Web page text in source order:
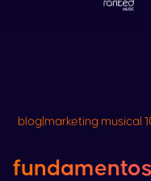
blog marketing musical